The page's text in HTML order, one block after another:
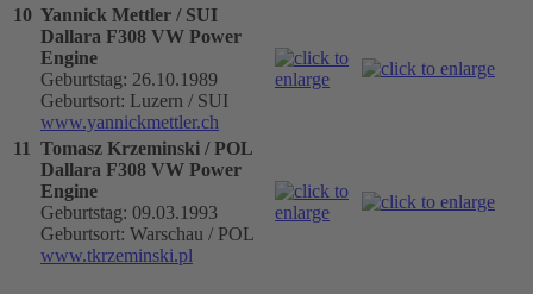
10 Yannick Mettler / SUI
Dallara F308 VW Power
Engine
Geburtstag: 26.10.1989
Geburtsort: Luzern / SUI
www.yannickmettler.ch
11 Tomasz Krzeminski / POL
Dallara F308 VW Power
Engine
Geburtstag: 09.03.1993
Geburtsort: Warschau / POL
www.tkrzeminski.pl